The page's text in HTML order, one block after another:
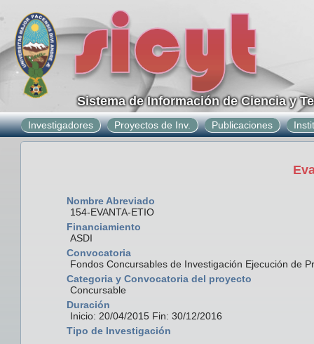
Sistema de Información de Ciencia y
Investigadores Proyectos de Inv. Publicaciones
Nombre Abreviado
154-EVANTA-ETIO
Financiamiento
ASDI
Convocatoria
Fondos Concursables de Investigación Ejecución de
Categoria y Convocatoria del proyecto
Concursable
Duración
Inicio: 20/04/2015 Fin: 30/12/2016
Tipo de Investigación